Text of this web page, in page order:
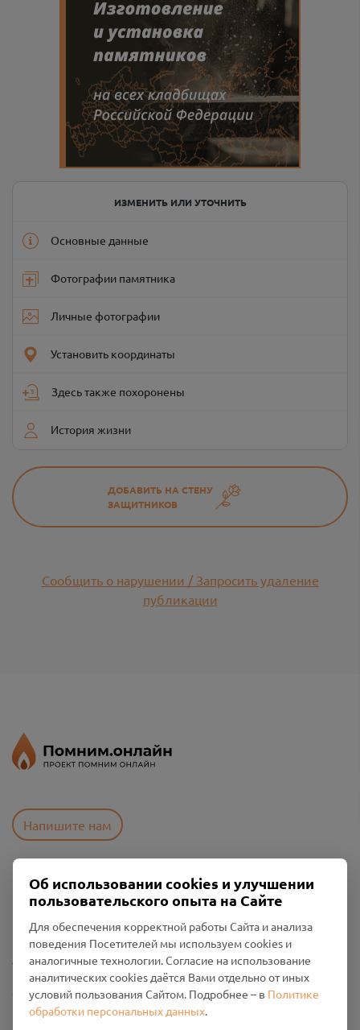
ИЗМЕНИТЬ ИЛИ УТОЧНИТЬ
Основные данные
Фотографии памятника
Личные фотографии
Установить координаты
Здесь также похоронены
История жизни
ДОБАВИТЬ НА СТЕНУ
ЗАЩИТНИКОВ
Сообщить о нарушении / Запросить удаление
публикации
Напишите нам
Пользовательское соглашение
Политика конфиденциальности
Промо-материалы
Настройки cookies
Общество с ограниченной ответственностью «Смоленский
Проект Помним»
Об использовании cookies и улучшении
пользовательского опыта на Сайте
Для обеспечения корректной работы Сайта и анализа
поведения Посетителей мы используем cookies и
аналогичные технологии. Согласие на использование
аналитических cookies даётся Вами отдельно от иных
условий пользования Сайтом. Подробнее – в Политике
обработки персональных данных.